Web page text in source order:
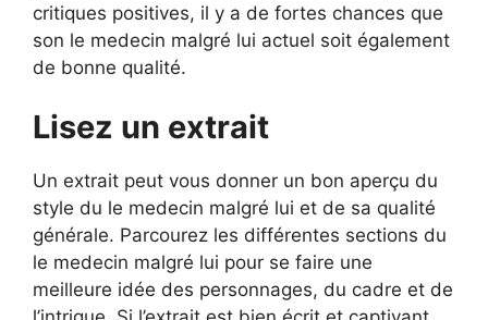
critiques positives, il y a de fortes chances que
son le medecin malgré lui actuel soit également
de bonne qualité.
Lisez un extrait
Un extrait peut vous donner un bon aperçu du
style du le medecin malgré lui et de sa qualité
générale. Parcourez les différentes sections du
le medecin malgré lui pour se faire une
meilleure idée des personnages, du cadre et de